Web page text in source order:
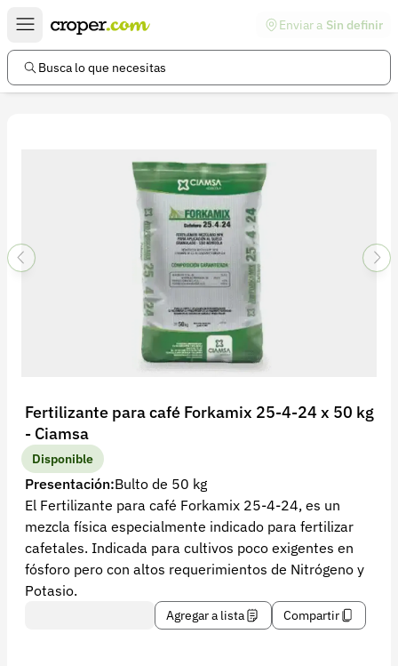
Enviar a Sin definir
Busca lo que necesitas
Fertilizante para café Forkamix 25-4-24 x 50 kg
- Ciamsa
Disponible
Presentación:Bulto de 50 kg
El Fertilizante para café Forkamix 25-4-24, es un
mezcla física especialmente indicado para fertilizar
cafetales. Indicada para cultivos poco exigentes en
fósforo pero con altos requerimientos de Nitrógeno y
Potasio.
Agregar a lista Compartir
Enlaces de interés
Preguntas frecuentes
Política de devoluciones
Política de privacidad
Recuperar contraseña
Contacto
Soporte
+57 323 2931928
contacto@croper.com
© 2026 Croper.com Todos los derechos reservados